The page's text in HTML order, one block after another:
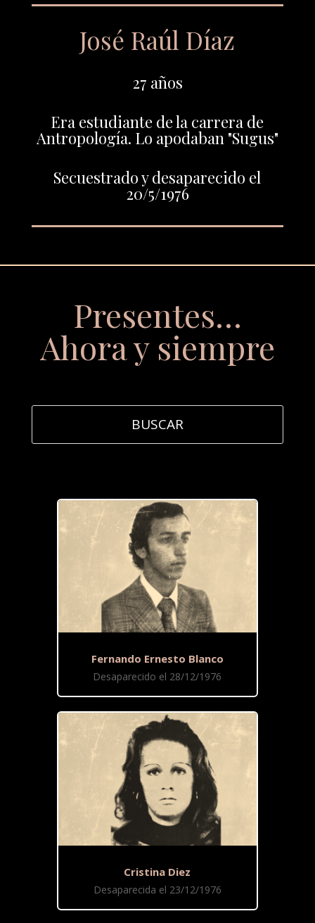
José Raúl Díaz
27 años
Era estudiante de la carrera de
Antropología. Lo apodaban "Sugus"
Secuestrado y desaparecido el
20/5/1976
Presentes…
Ahora y siempre
Fernando Ernesto Blanco
Desaparecido el 28/12/1976
Cristina Diez
Desaparecida el 23/12/1976